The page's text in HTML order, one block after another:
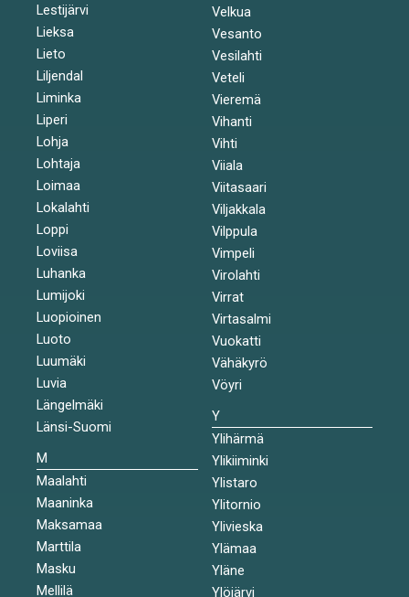
Lestijärvi
Lieksa
Lieto
Liljendal
Liminka
Liperi
Lohja
Lohtaja
Loimaa
Lokalahti
Loppi
Loviisa
Luhanka
Lumijoki
Luopioinen
Luoto
Luumäki
Luvia
Längelmäki
Länsi-Suomi
M
Maalahti
Maaninka
Maksamaa
Marttila
Masku
Mellilä
Velkua
Vesanto
Vesilahti
Veteli
Vieremä
Vihanti
Vihti
Viiala
Viitasaari
Viljakkala
Vilppula
Vimpeli
Virolahti
Virrat
Virtasalmi
Vuokatti
Vähäkyrö
Vöyri
Y
Ylihärmä
Ylikiiminki
Ylistaro
Ylitornio
Ylivieska
Ylämaa
Yläne
Ylöjärvi